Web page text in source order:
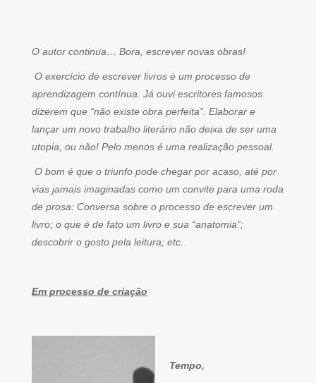
O autor continua… Bora, escrever novas obras!
O exercício de escrever livros é um processo de
aprendizagem contínua. Já ouvi escritores famosos
dizerem que “não existe obra perfeita”. Elaborar e
lançar um novo trabalho literário não deixa de ser uma
utopia, ou não! Pelo menos é uma realização pessoal.
O bom é que o triunfo pode chegar por acaso, até por
vias jamais imaginadas como um convite para uma roda
de prosa: Conversa sobre o processo de escrever um
livro; o que é de fato um livro e sua “anatomia”;
descobrir o gosto pela leitura; etc.
Em processo de criação
Tempo,